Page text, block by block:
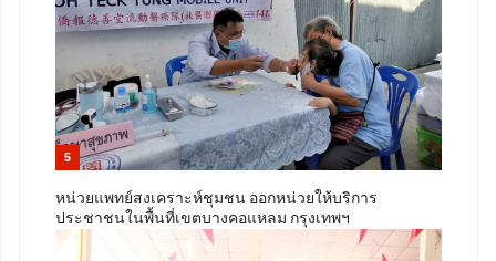
5
หน่วยแพทย์สงเคราะห์ชุมชน ออกหน่วยให้บริการ
ประชาชนในพื้นที่เขตบางคอแหลม กรุงเทพฯ